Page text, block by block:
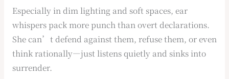
Especially in dim lighting and soft spaces, ear
whispers pack more punch than overt declarations.
She can’t defend against them, refuse them, or even
think rationally—just listens quietly and sinks into
surrender.